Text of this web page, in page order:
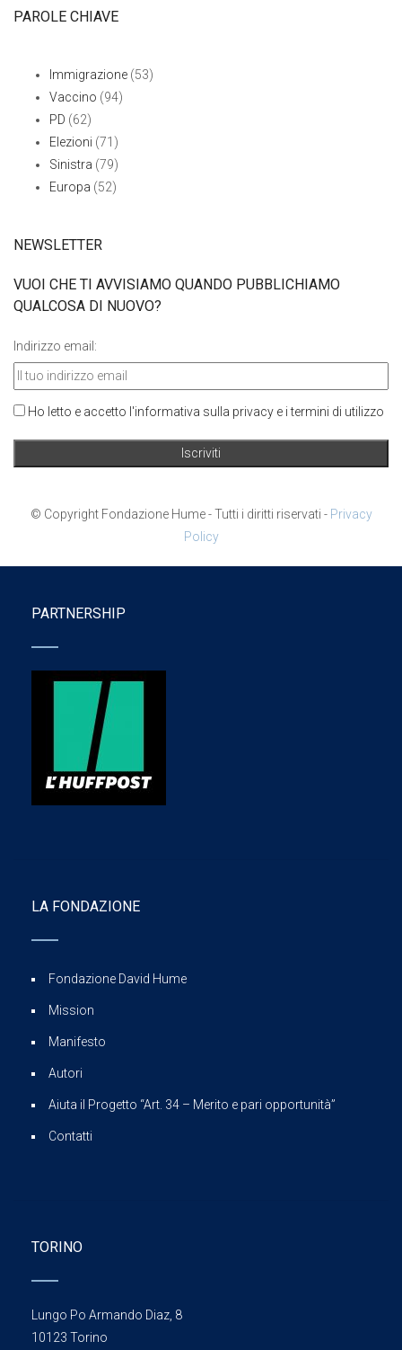
PAROLE CHIAVE
Immigrazione (53)
Vaccino (94)
PD (62)
Elezioni (71)
Sinistra (79)
Europa (52)
NEWSLETTER
VUOI CHE TI AVVISIAMO QUANDO PUBBLICHIAMO
QUALCOSA DI NUOVO?
Indirizzo email:
Ho letto e accetto l'informativa sulla privacy e i termini di utilizzo
© Copyright Fondazione Hume - Tutti i diritti riservati - Privacy
Policy
PARTNERSHIP
LA FONDAZIONE
Fondazione David Hume
Mission
Manifesto
Autori
Aiuta il Progetto “Art. 34 – Merito e pari opportunità”
Contatti
TORINO
Lungo Po Armando Diaz, 8
10123 Torino